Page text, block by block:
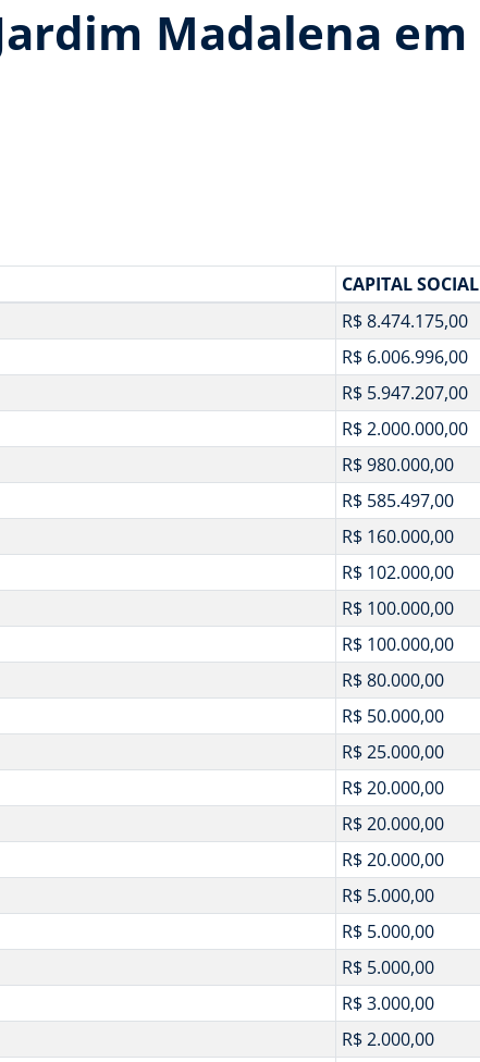
Madalena em
CAPITAL SOCIAL
R$ 8.474.175,00
R$ 6.006.996,00
R$ 5.947.207,00
R$ 2.000.000,00
R$ 980.000,00
R$ 585.497,00
R$ 160.000,00
R$ 102.000,00
R$ 100.000,00
R$ 100.000,00
R$ 80.000,00
R$ 50.000,00
R$ 25.000,00
R$ 20.000,00
R$ 20.000,00
R$ 20.000,00
R$ 5.000,00
R$ 5.000,00
R$ 5.000,00
R$ 3.000,00
R$ 2.000,00